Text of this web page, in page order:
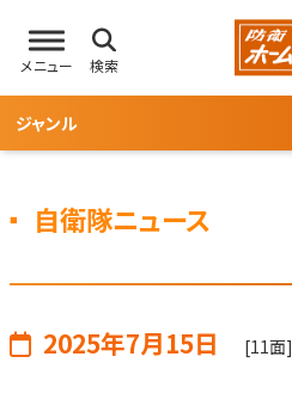
メニュー 検索
ジャンル
自衛隊ニュース
2025年7月15日 [11面]